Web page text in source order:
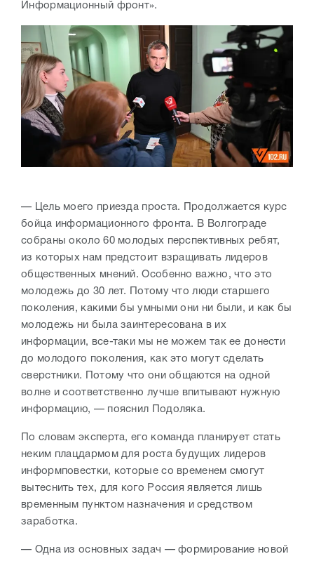
Информационный фронт».
— Цель моего приезда проста. Продолжается курс
бойца информационного фронта. В Волгограде
собраны около 60 молодых перспективных ребят,
из которых нам предстоит взращивать лидеров
общественных мнений. Особенно важно, что это
молодежь до 30 лет. Потому что люди старшего
поколения, какими бы умными они ни были, и как бы
молодежь ни была заинтересована в их
информации, все-таки мы не можем так ее донести
до молодого поколения, как это могут сделать
сверстники. Потому что они общаются на одной
волне и соответственно лучше впитывают нужную
информацию, — пояснил Подоляка.
По словам эксперта, его команда планирует стать
неким плацдармом для роста будущих лидеров
информповестки, которые со временем смогут
вытеснить тех, для кого Россия является лишь
временным пунктом назначения и средством
заработка.
— Одна из основных задач — формирование новой